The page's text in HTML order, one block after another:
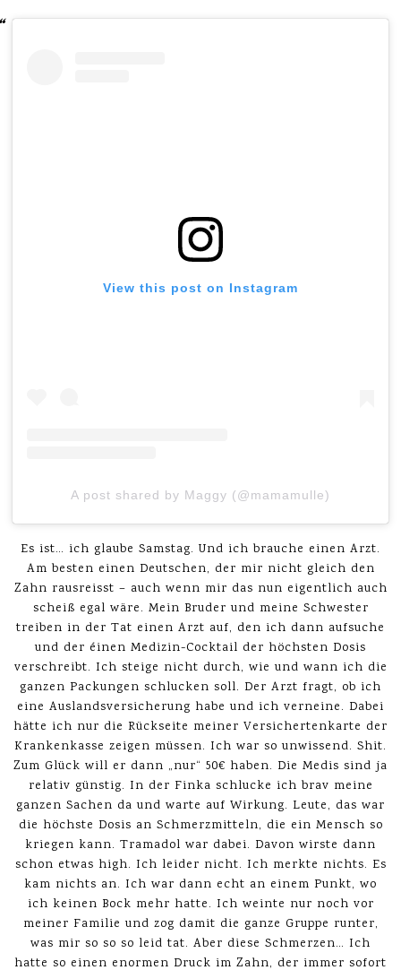
View this post on Instagram
A post shared by Maggy (@mamamulle)
Es ist… ich glaube Samstag. Und ich brauche einen Arzt.
Am besten einen Deutschen, der mir nicht gleich den
Zahn rausreisst – auch wenn mir das nun eigentlich auch
scheiß egal wäre. Mein Bruder und meine Schwester
treiben in der Tat einen Arzt auf, den ich dann aufsuche
und der éinen Medizin-Cocktail der höchsten Dosis
verschreibt. Ich steige nicht durch, wie und wann ich die
ganzen Packungen schlucken soll. Der Arzt fragt, ob ich
eine Auslandsversicherung habe und ich verneine. Dabei
hätte ich nur die Rückseite meiner Versichertenkarte der
Krankenkasse zeigen müssen. Ich war so unwissend. Shit.
Zum Glück will er dann „nur“ 50€ haben. Die Medis sind ja
relativ günstig. In der Finka schlucke ich brav meine
ganzen Sachen da und warte auf Wirkung. Leute, das war
die höchste Dosis an Schmerzmitteln, die ein Mensch so
kriegen kann. Tramadol war dabei. Davon wirste dann
schon etwas high. Ich leider nicht. Ich merkte nichts. Es
kam nichts an. Ich war dann echt an einem Punkt, wo
ich keinen Bock mehr hatte. Ich weinte nur noch vor
meiner Familie und zog damit die ganze Gruppe runter,
was mir so so so leid tat. Aber diese Schmerzen… Ich
hatte so einen enormen Druck im Zahn, der immer sofort